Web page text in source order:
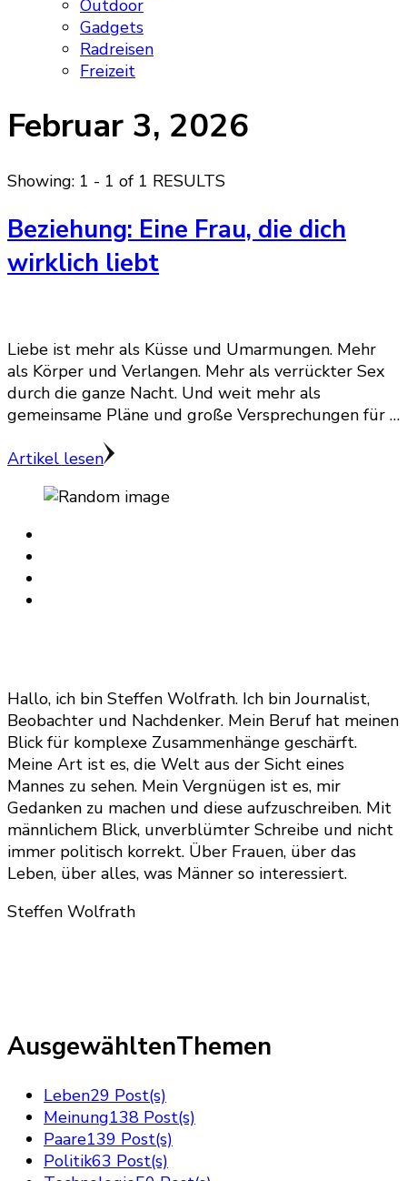
Outdoor
Gadgets
Radreisen
Freizeit
Februar 3, 2026
Showing: 1 - 1 of 1 RESULTS
Beziehung: Eine Frau, die dich
wirklich liebt
Liebe ist mehr als Küsse und Umarmungen. Mehr
als Körper und Verlangen. Mehr als verrückter Sex
durch die ganze Nacht. Und weit mehr als
gemeinsame Pläne und große Versprechungen für …
Artikel lesen
Hallo, ich bin Steffen Wolfrath. Ich bin Journalist,
Beobachter und Nachdenker. Mein Beruf hat meinen
Blick für komplexe Zusammenhänge geschärft.
Meine Art ist es, die Welt aus der Sicht eines
Mannes zu sehen. Mein Vergnügen ist es, mir
Gedanken zu machen und diese aufzuschreiben. Mit
männlichem Blick, unverblümter Schreibe und nicht
immer politisch korrekt. Über Frauen, über das
Leben, über alles, was Männer so interessiert.
Steffen Wolfrath
AusgewähltenThemen
Leben29 Post(s)
Meinung138 Post(s)
Paare139 Post(s)
Politik63 Post(s)